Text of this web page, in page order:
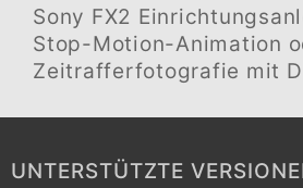
Sony FX2
Stop-Motion-Animation
Zeitrafferfotografie mit
UNTERSTÜTZTE